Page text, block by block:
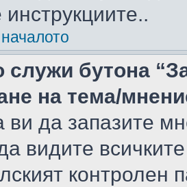
служи бутона
на тема/
ви да запазите
видите
контролен